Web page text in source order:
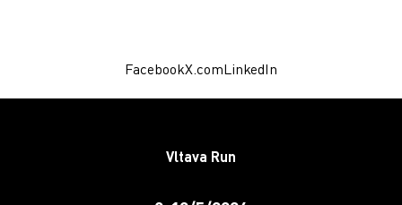
FacebookX.comLinkedIn
Vltava Run